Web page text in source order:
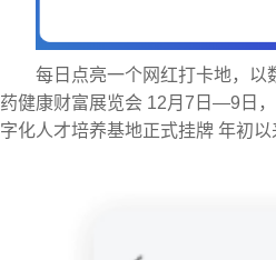
每日点亮一个网红打卡地，以
药健康财富展览会 12月7日—9日
字化人才培养基地正式挂牌 年初以